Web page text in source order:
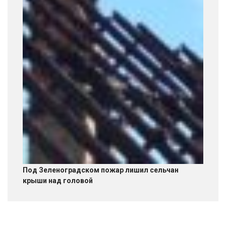
Под Зеленоградском пожар лишил сельчан
крыши над головой